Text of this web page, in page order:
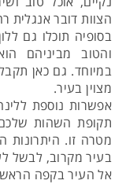
הצוות דובר אנגלית
בסופיה תוכלו גם
והטוב מביניהם
במיוחד. גם כאן
מצוין בעיר.
אפשרות נוספת
תקופת השהות שלכם
מטרה זו. היתרונות
בעיר מקרוב, לבשל
אל העיר בקפה